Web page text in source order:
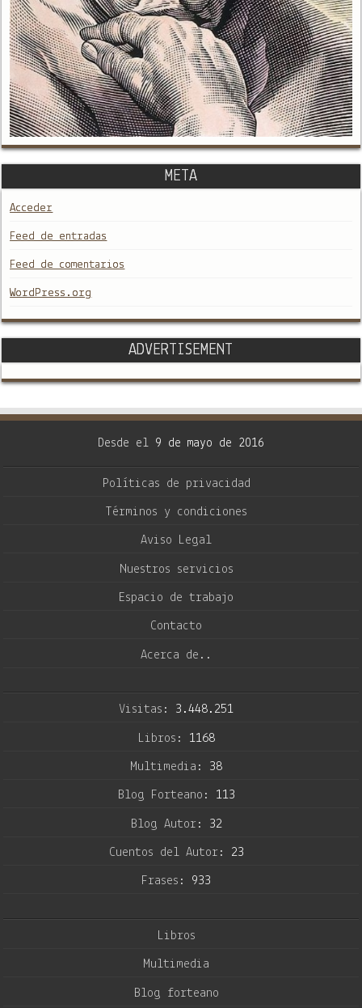
META
Acceder
Feed de entradas
Feed de comentarios
WordPress.org
ADVERTISEMENT
Desde el 9 de mayo de 2016
Políticas de privacidad
Términos y condiciones
Aviso Legal
Nuestros servicios
Espacio de trabajo
Contacto
Acerca de..
Visitas: 3.448.251
Libros: 1168
Multimedia: 38
Blog Forteano: 113
Blog Autor: 32
Cuentos del Autor: 23
Frases: 933
Libros
Multimedia
Blog forteano